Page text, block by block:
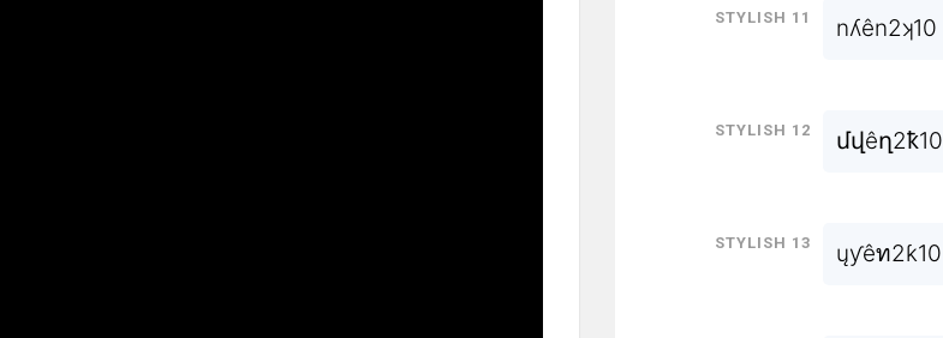
Stylish 11 nʎên2ʞ10
Stylish 12 մվêղ2ҟ10
Stylish 13 ųƴêท2ƙ10